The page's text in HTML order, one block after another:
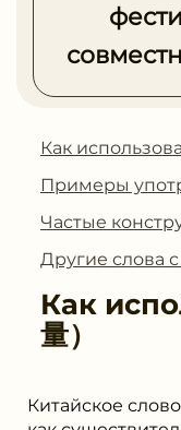
Как
Примеры
Частые
Другие слова с
Как
量）
Китайское